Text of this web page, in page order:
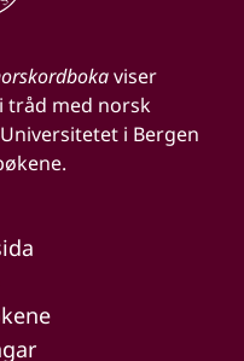
viser
tråd med norsk
i Bergen